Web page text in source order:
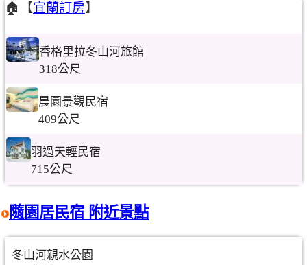
🏠【宜蘭訂房】
香格里拉冬山河旅館
318公尺
晨園景觀民宿
409公尺
羽過天輕民宿
715公尺
隨園居民宿 附近景點
冬山河親水公園